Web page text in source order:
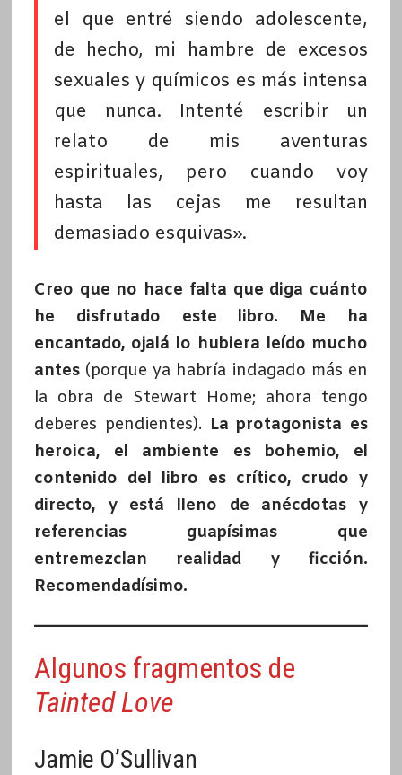
el que entré siendo adolescente,
de hecho, mi hambre de excesos
sexuales y químicos es más intensa
que nunca. Intenté escribir un
relato de mis aventuras
espirituales, pero cuando voy
hasta las cejas me resultan
demasiado esquivas».
Creo que no hace falta que diga cuánto
he disfrutado este libro. Me ha
encantado, ojalá lo hubiera leído mucho
antes(porque ya habría indagado más en
la obra de Stewart Home; ahora tengo
deberes pendientes). La protagonista es
heroica, el ambiente es bohemio, el
contenido del libro es crítico, crudo y
directo, y está lleno de anécdotas y
referencias guapísimas que
entremezclan realidad y ficción.
Recomendadísimo.
Algunos fragmentos de
Tainted Love
Jamie O’Sullivan